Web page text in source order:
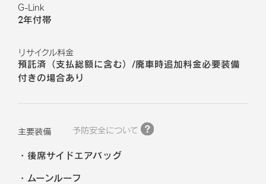
G-Link
2年付帯
リサイクル料金
預託済（支払総額に含む）/廃車時追加料金必要装備
付きの場合あり
主要装備 予防安全について
後席サイドエアバッグ
ムーンルーフ